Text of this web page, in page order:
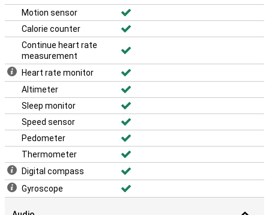
Motion sensor
Calorie counter
Continue heart rate
measurement
Heart rate monitor
Altimeter
Sleep monitor
Speed sensor
Pedometer
Thermometer
Digital compass
Gyroscope